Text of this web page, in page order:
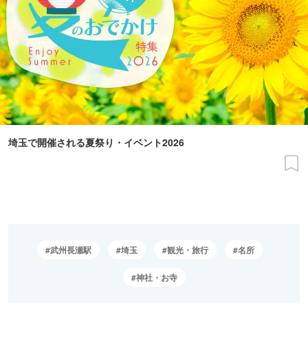
埼玉で開催される夏祭り・イベント2026
武州長瀬駅 埼玉 観光・旅行 名所
神社・お寺